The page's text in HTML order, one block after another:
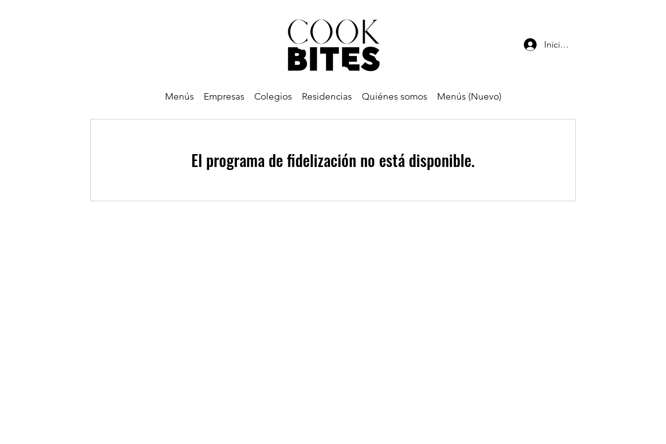
Iniciar sesión
Menús Empresas Colegios Residencias Quiénes somos Menús (Nuevo)
El programa de fidelización no está disponible.